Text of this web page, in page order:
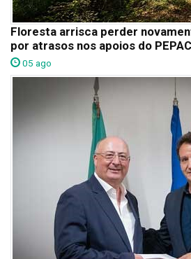
Floresta arrisca perder
por atrasos nos apoios do PEPAC
05 ago